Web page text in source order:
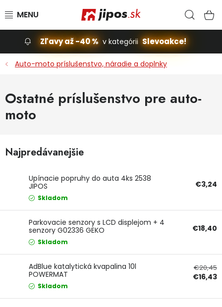
Slevoakce
Dielňa
Príslušenstvo pre automobily
Vybavenie a hračky pre deti
Domácnosť
Ochranné pracovné pomôcky
Vianoce
Fotovoltaika
Zľavy až -40 % v kategórii Slevoakce!
Auto-moto príslušenstvo, náradie a doplnky
Ostatné príslušenstvo pre auto-
moto
Najpredávanejšie
Upínacie popruhy do auta 4ks 2538
JIPOS
€3,24
Skladom
Parkovacie senzory s LCD displejom + 4
senzory G02336 GEKO
€18,40
Skladom
AdBlue katalytická kvapalina 10l
POWERMAT
€20,45
€16,43
Skladom